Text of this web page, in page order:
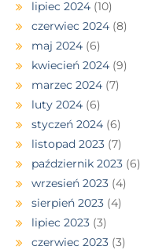
lipiec 2024 (10)
czerwiec 2024 (8)
maj 2024 (6)
kwiecień 2024 (9)
marzec 2024 (7)
luty 2024 (6)
styczeń 2024 (6)
listopad 2023 (7)
październik 2023 (6)
wrzesień 2023 (4)
sierpień 2023 (4)
lipiec 2023 (3)
czerwiec 2023 (3)